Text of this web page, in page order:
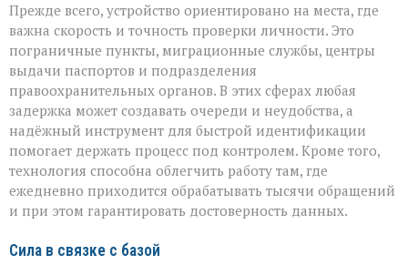
Прежде всего, устройство ориентировано на места, где
важна скорость и точность проверки личности. Это
пограничные пункты, миграционные службы, центры
выдачи паспортов и подразделения
правоохранительных органов. В этих сферах любая
задержка может создавать очереди и неудобства, а
надёжный инструмент для быстрой идентификации
помогает держать процесс под контролем. Кроме того,
технология способна облегчить работу там, где
ежедневно приходится обрабатывать тысячи обращений
и при этом гарантировать достоверность данных.
Сила в связке с базой